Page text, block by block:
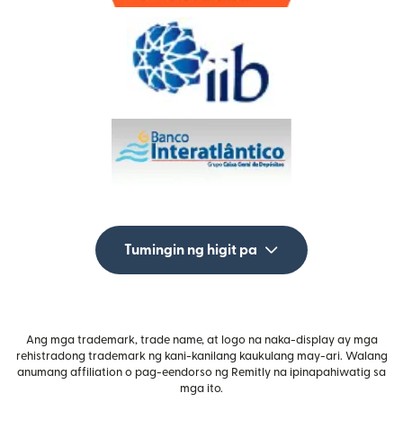
Tumingin ng higit pa
Ang mga trademark, trade name, at logo na naka-display ay mga
rehistradong trademark ng kani-kanilang kaukulang may-ari. Walang
anumang affiliation o pag-eendorso ng Remitly na ipinapahiwatig sa
mga ito.